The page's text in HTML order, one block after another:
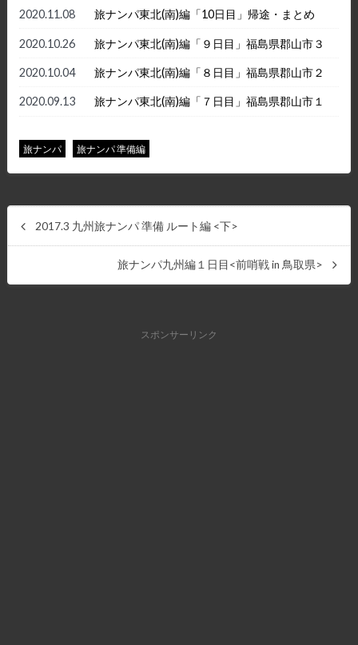
2020.11.08 旅ナンパ東北(南)編「10日目」帰途・まとめ
2020.10.26 旅ナンパ東北(南)編「９日目」福島県郡山市３
2020.10.04 旅ナンパ東北(南)編「８日目」福島県郡山市２
2020.09.13 旅ナンパ東北(南)編「７日目」福島県郡山市１
旅ナンパ 旅ナンパ 準備編
2017.3 九州旅ナンパ 準備 ルート編 <下>
旅ナンパ九州編１日目<前哨戦 in 鳥取県>
スポンサーリンク